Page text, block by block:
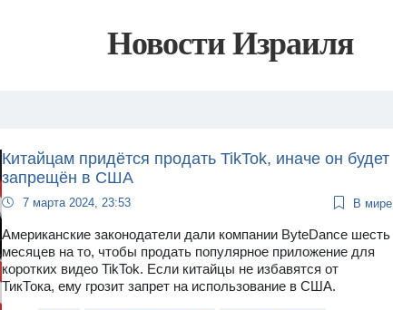
Новости Израиля
Китайцам придётся продать TikTok, иначе он будет
запрещён в США
7 марта 2024, 23:53 В мире
Американские законодатели дали компании ByteDance шесть
месяцев на то, чтобы продать популярное приложение для
коротких видео TikTok. Если китайцы не избавятся от
ТикТока, ему грозит запрет на использование в США.